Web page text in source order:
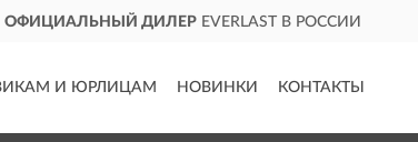
ОФИЦИАЛЬНЫЙ ДИЛЕР EVERLAST В РОССИИ
И ЮРЛИЦАМ НОВИНКИ КОНТАКТЫ